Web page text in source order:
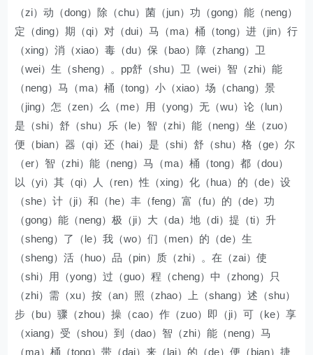
（zi）动（dong）除（chu）菌（jun）功（gong）能（neng）
定（ding）期（qi）对（dui）马（ma）桶（tong）进（jin）行
（xing）消（xiao）毒（du）保（bao）障（zhang）卫
（wei）生（sheng）。pp舒（shu）卫（wei）智（zhi）能
（neng）马（ma）桶（tong）小（xiao）场（chang）景
（jing）怎（zen）么（me）用（yong）无（wu）论（lun）
是（shi）舒（shu）乐（le）智（zhi）能（neng）坐（zuo）
便（bian）器（qi）还（hai）是（shi）舒（shu）格（ge）尔
（er）智（zhi）能（neng）马（ma）桶（tong）都（dou）
以（yi）其（qi）人（ren）性（xing）化（hua）的（de）设
（she）计（ji）和（he）丰（feng）富（fu）的（de）功
（gong）能（neng）极（ji）大（da）地（di）提（ti）升
（sheng）了（le）我（wo）们（men）的（de）生
（sheng）活（huo）品（pin）质（zhi）。在（zai）使
（shi）用（yong）过（guo）程（cheng）中（zhong）只
（zhi）需（xu）按（an）照（zhao）上（shang）述（shu）
步（bu）骤（zhou）操（cao）作（zuo）即（ji）可（ke）享
（xiang）受（shou）到（dao）智（zhi）能（neng）马
（ma）桶（tong）带（dai）来（lai）的（de）便（bian）捷